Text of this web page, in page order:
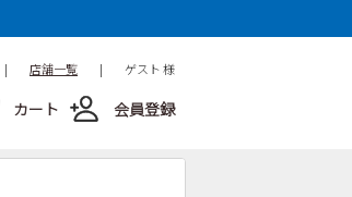
| 店舗一覧 | ゲスト 様
カート 会員登録